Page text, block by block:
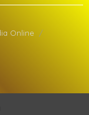
Online